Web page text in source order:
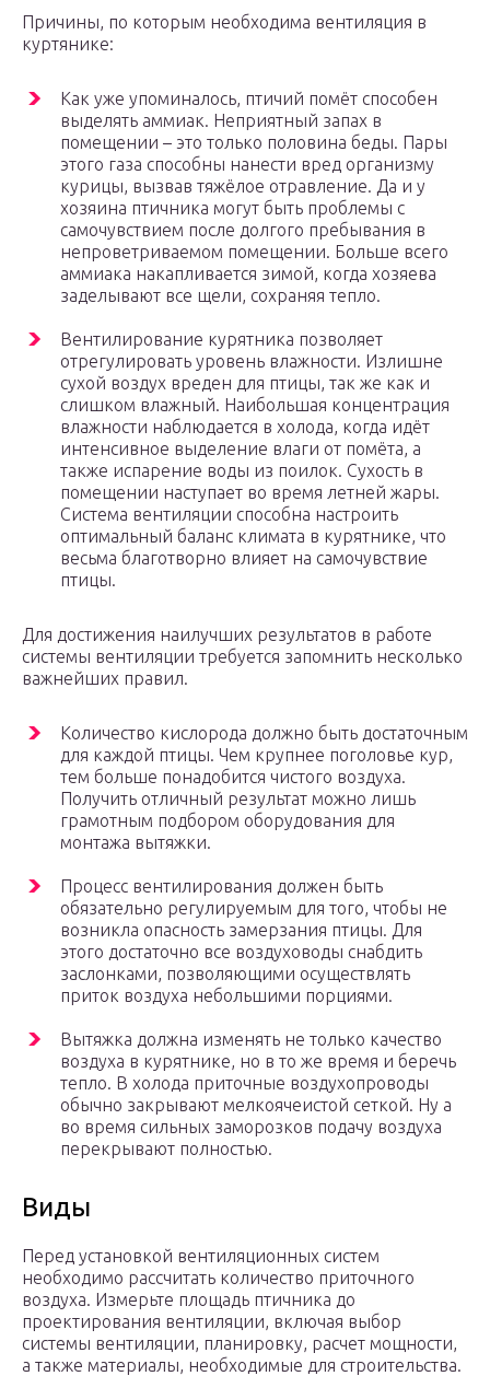
Причины, по которым необходима вентиляция в
куртянике:
Как уже упоминалось, птичий помёт способен
выделять аммиак. Неприятный запах в
помещении – это только половина беды. Пары
этого газа способны нанести вред организму
курицы, вызвав тяжёлое отравление. Да и у
хозяина птичника могут быть проблемы с
самочувствием после долгого пребывания в
непроветриваемом помещении. Больше всего
аммиака накапливается зимой, когда хозяева
заделывают все щели, сохраняя тепло.
Вентилирование курятника позволяет
отрегулировать уровень влажности. Излишне
сухой воздух вреден для птицы, так же как и
слишком влажный. Наибольшая концентрация
влажности наблюдается в холода, когда идёт
интенсивное выделение влаги от помёта, а
также испарение воды из поилок. Сухость в
помещении наступает во время летней жары.
Система вентиляции способна настроить
оптимальный баланс климата в курятнике, что
весьма благотворно влияет на самочувствие
птицы.
Для достижения наилучших результатов в работе
системы вентиляции требуется запомнить несколько
важнейших правил.
Количество кислорода должно быть достаточным
для каждой птицы. Чем крупнее поголовье кур,
тем больше понадобится чистого воздуха.
Получить отличный результат можно лишь
грамотным подбором оборудования для
монтажа вытяжки.
Процесс вентилирования должен быть
обязательно регулируемым для того, чтобы не
возникла опасность замерзания птицы. Для
этого достаточно все воздуховоды снабдить
заслонками, позволяющими осуществлять
приток воздуха небольшими порциями.
Вытяжка должна изменять не только качество
воздуха в курятнике, но в то же время и беречь
тепло. В холода приточные воздухопроводы
обычно закрывают мелкоячеистой сеткой. Ну а
во время сильных заморозков подачу воздуха
перекрывают полностью.
Виды
Перед установкой вентиляционных систем
необходимо рассчитать количество приточного
воздуха. Измерьте площадь птичника до
проектирования вентиляции, включая выбор
системы вентиляции, планировку, расчет мощности,
а также материалы, необходимые для строительства.